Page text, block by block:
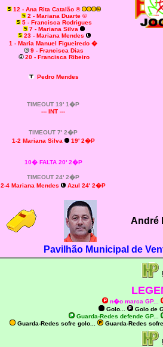
12 - Ana Rita Catalão ®
2 - Mariana Duarte ©
5 - Francisca Rodrigues
7 - Mariana Silva
23 - Mariana Mendes
1 - Maria Manuel Figueiredo �
9 - Francisca Dias
20 - Francisca Ribeiro
Pedro Mendes
TIMEOUT 19' 1�P
--- INT ---
TIMEOUT 7' 2�P
1-2 Mariana Silva
19' 2�P
10� FALTA 20' 2�P
TIMEOUT 24' 2�P
2-4 Mariana Mendes
Azul 24' 2�P
André
Pavilhão Municipal de
n�o marca GP...
Golo...
Golo de
Guarda-Redes defende GP...
Guarda-Redes sofre golo...
Guarda-Redes